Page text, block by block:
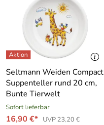
Seltmann Weiden Compact
Suppenteller rund 20 cm,
Bunte Tierwelt
Sofort lieferbar
16,90 €* UVP 23,20 €